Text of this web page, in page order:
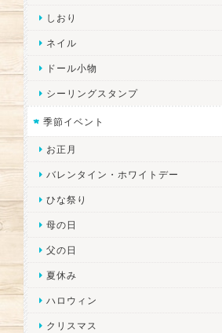
しおり
ネイル
ドール小物
シーリングスタンプ
季節イベント
お正月
バレンタイン・ホワイトデー
ひな祭り
母の日
父の日
夏休み
ハロウィン
クリスマス